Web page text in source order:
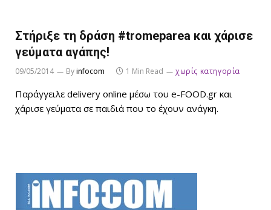
Στήριξε τη δράση #tromeparea και χάρισε
γεύματα αγάπης!
09/05/2014 Byinfocom 1 Min Read χωρίς κατηγορία
Παράγγειλε delivery online μέσω του e-FOOD.gr και
χάρισε γεύματα σε παιδιά που το έχουν ανάγκη.